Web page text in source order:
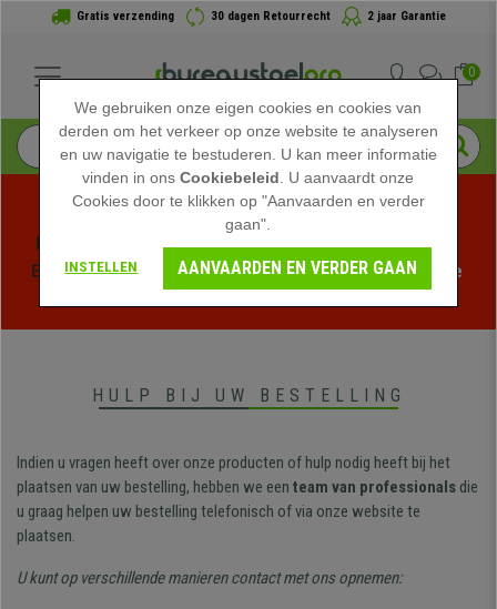
Gratis verzending 30 dagen Retourrecht 2 jaar Garantie
0
Profiteer van de Zomeruitverkoop bij bureaustoelpro!
Exclusieve kortingen voor een beperkte tijd - Bekijk de
HULP BIJ UW BESTELLING
Indien u vragen heeft over onze producten of hulp nodig heeft bij het
plaatsen van uw bestelling, hebben we een team van professionals die
u graag helpen uw bestelling telefonisch of via onze website te
plaatsen.
U kunt op verschillende manieren contact met ons opnemen:
We gebruiken onze eigen cookies en cookies van
derden om het verkeer op onze website te analyseren
en uw navigatie te bestuderen. U kan meer informatie
vinden in onsCookiebeleid . U aanvaardt onze
Cookies door te klikken op "Aanvaarden en verder
gaan".
INSTELLEN AANVAARDEN EN VERDER GAAN